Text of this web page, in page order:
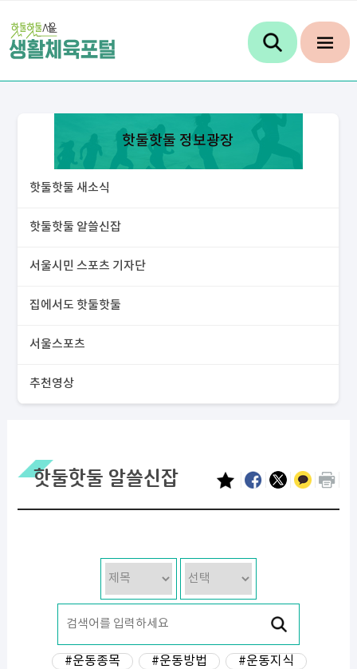
핫둘핫둘 정보광장
핫둘핫둘 새소식
핫둘핫둘 알쓸신잡
서울시민 스포츠 기자단
집에서도 핫둘핫둘
서울스포츠
추천영상
핫둘핫둘 알쓸신잡
#운동종목 #운동방법
#운동지식